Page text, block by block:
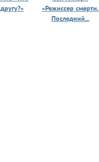
«Режиссер смерти.
Последний...